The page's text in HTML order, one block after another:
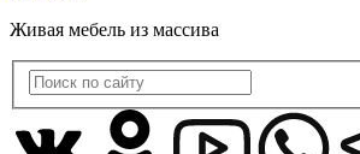
Живая мебель из массива